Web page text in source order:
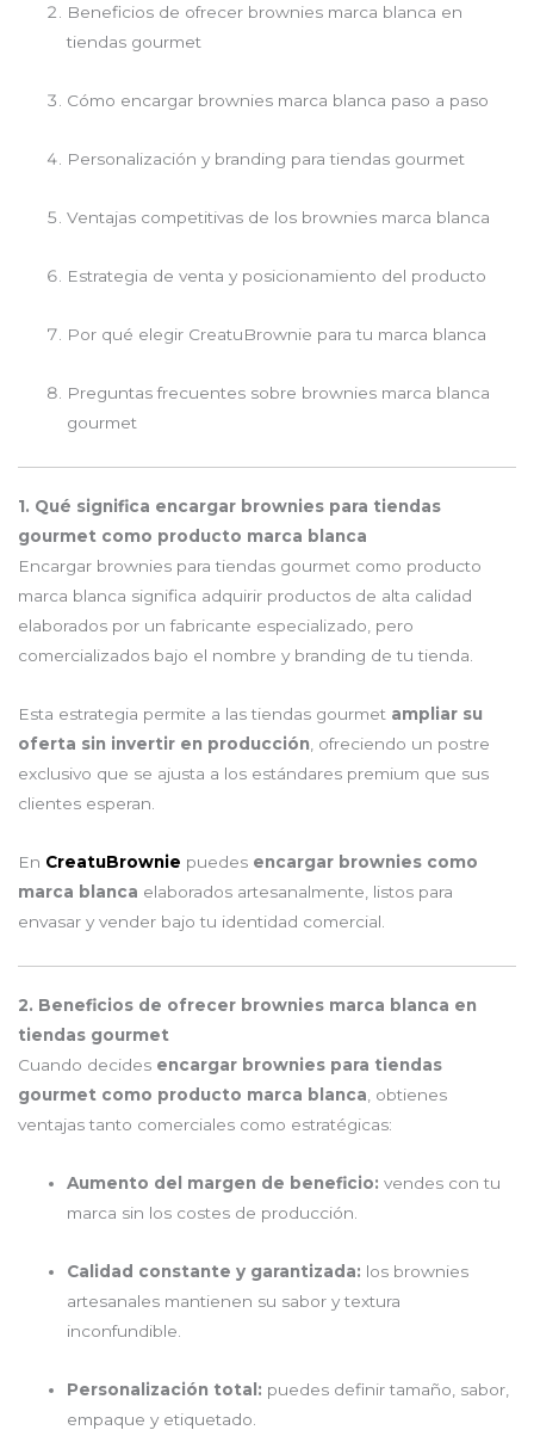
Beneficios de ofrecer brownies marca blanca en
tiendas gourmet
Cómo encargar brownies marca blanca paso a paso
Personalización y branding para tiendas gourmet
Ventajas competitivas de los brownies marca blanca
Estrategia de venta y posicionamiento del producto
Por qué elegir CreatuBrownie para tu marca blanca
Preguntas frecuentes sobre brownies marca blanca
gourmet
1. Qué significa encargar brownies para tiendas
gourmet como producto marca blanca
Encargar brownies para tiendas gourmet como producto
marca blanca significa adquirir productos de alta calidad
elaborados por un fabricante especializado, pero
comercializados bajo el nombre y branding de tu tienda.
Esta estrategia permite a las tiendas gourmet ampliar su
oferta sin invertir en producción , ofreciendo un postre
exclusivo que se ajusta a los estándares premium que sus
clientes esperan.
En CreatuBrownie puedes encargar brownies como
marca blanca elaborados artesanalmente, listos para
envasar y vender bajo tu identidad comercial.
2. Beneficios de ofrecer brownies marca blanca en
tiendas gourmet
Cuando decides encargar brownies para tiendas
gourmet como producto marca blanca, obtienes
ventajas tanto comerciales como estratégicas:
Aumento del margen de beneficio: vendes con tu
marca sin los costes de producción.
Calidad constante y garantizada: los brownies
artesanales mantienen su sabor y textura
inconfundible.
Personalización total: puedes definir tamaño, sabor,
empaque y etiquetado.